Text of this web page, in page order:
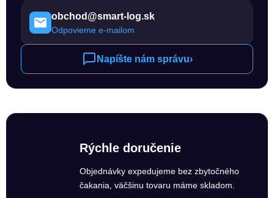
obchod@smart-log.sk
Odpovieme e-mailom
Napíšte nám správu›
Rýchle doručenie
Objednávky expedujeme bez zbytočného
čakania, väčšinu tovaru máme skladom.